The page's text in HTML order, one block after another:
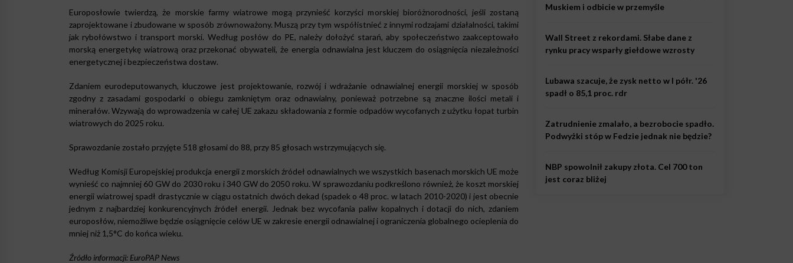
Europosłowie twierdzą, że morskie farmy wiatrowe mogą przynieść korzyści morskiej bioróżnorodności, jeśli zostaną
zaprojektowane i zbudowane w sposób zrównoważony. Muszą przy tym współistnieć z innymi rodzajami działalności, takimi
jak rybołówstwo i transport morski. Według posłów do PE, należy dołożyć starań, aby społeczeństwo zaakceptowało
morską energetykę wiatrową oraz przekonać obywateli, że energia odnawialna jest kluczem do osiągnięcia niezależności
energetycznej i bezpieczeństwa dostaw.
Zdaniem eurodeputowanych, kluczowe jest projektowanie, rozwój i wdrażanie odnawialnej energii morskiej w sposób
zgodny z zasadami gospodarki o obiegu zamkniętym oraz odnawialny, ponieważ potrzebne są znaczne ilości metali i
minerałów. Wzywają do wprowadzenia w całej UE zakazu składowania z formie odpadów wycofanych z użytku łopat turbin
wiatrowych do 2025 roku.
Sprawozdanie zostało przyjęte 518 głosami do 88, przy 85 głosach wstrzymujących się.
Według Komisji Europejskiej produkcja energii z morskich źródeł odnawialnych we wszystkich basenach morskich UE może
wynieść co najmniej 60 GW do 2030 roku i 340 GW do 2050 roku. W sprawozdaniu podkreślono również, że koszt morskiej
energii wiatrowej spadł drastycznie w ciągu ostatnich dwóch dekad (spadek o 48 proc. w latach 2010-2020) i jest obecnie
jednym z najbardziej konkurencyjnych źródeł energii. Jednak bez wycofania paliw kopalnych i dotacji do nich, zdaniem
europosłów, niemożliwe będzie osiągnięcie celów UE w zakresie energii odnawialnej i ograniczenia globalnego ocieplenia do
mniej niż 1,5°C do końca wieku.
Źródło informacji: EuroPAP News
Muskiem i odbicie w przemyśle
Wall Street z rekordami. Słabe dane z
rynku pracy wsparły giełdowe wzrosty
Lubawa szacuje, że zysk netto w I półr. '26
spadł o 85,1 proc. rdr
Zatrudnienie zmalało, a bezrobocie spadło.
Podwyżki stóp w Fedzie jednak nie będzie?
NBP spowolnił zakupy złota. Cel 700 ton
jest coraz bliżej